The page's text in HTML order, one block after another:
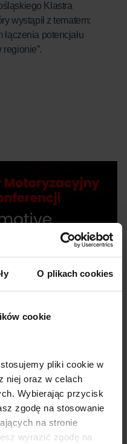
O plikach cookies
cookie
pliki cookie w
niej oraz w celach
Wybierając przycisk
zgodę na stosowanie
na stronie
wyrazić zgodę na
Klastra
wystąpił z tematem:
łączenia potencjału
do najważniejszych
Polsce – to miejsce
dostawców,
i rozwoju
przestrzeń